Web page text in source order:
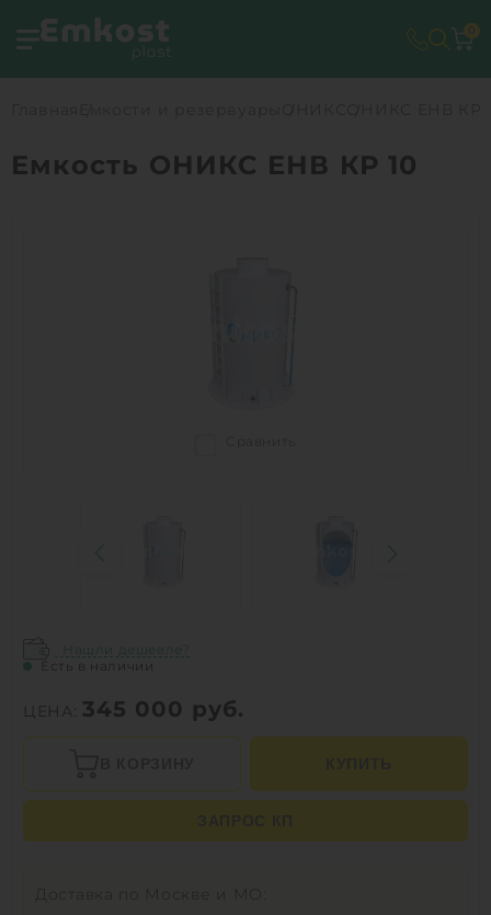
Емкость ОНИКС ЕНВ КР 10
Нашли дешевле?
Есть в наличии
ЦЕНА: 345 000 руб.
Доставка по Москве и МО: